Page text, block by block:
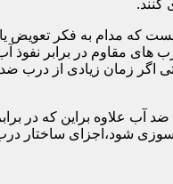
که مدام به فکر تعویض
های مقاوم در برابر نفوذ
اگر زمان زیادی از درب
علاوه براین که در
سوزی شود،اجزای ساختار